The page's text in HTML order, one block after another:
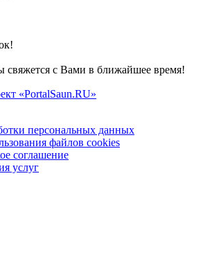
свяжется с Вами в ближайшее время!
«PortalSaun.RU»
персональных данных
файлов cookies
соглашение
услуг